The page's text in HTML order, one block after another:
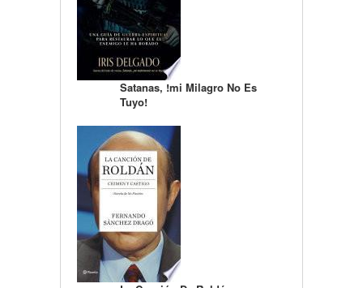
Satanas, !mi Milagro No Es
Tuyo!